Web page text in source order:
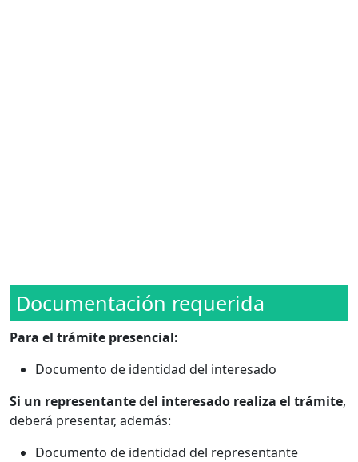
Documentación requerida
Para el trámite presencial:
Documento de identidad del interesado
Si un representante del interesado realiza el trámite,
deberá presentar, además:
Documento de identidad del representante